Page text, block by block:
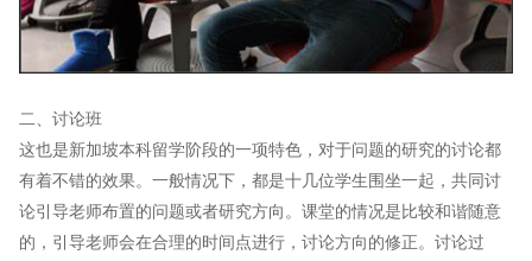
二、讨论班
这也是新加坡本科留学阶段的一项特色，对于问题的研究的讨论都
有着不错的效果。一般情况下，都是十几位学生围坐一起，共同讨
论引导老师布置的问题或者研究方向。课堂的情况是比较和谐随意
的，引导老师会在合理的时间点进行，讨论方向的修正。讨论过